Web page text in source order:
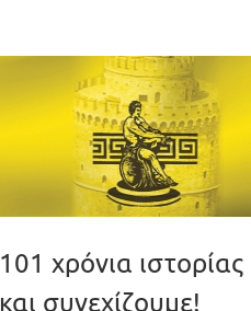
101 χρόνια ιστορίας
και συνεχίζουμε!